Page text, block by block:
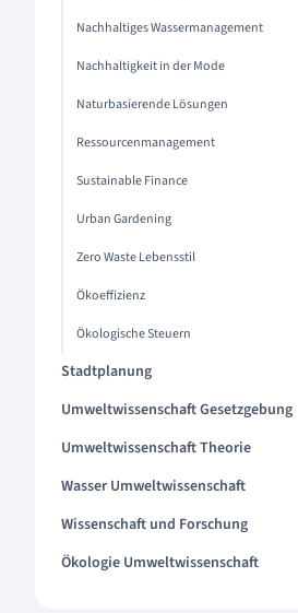
Nachhaltiges Wassermanagement
Nachhaltigkeit in der Mode
Naturbasierende Lösungen
Ressourcenmanagement
Sustainable Finance
Urban Gardening
Zero Waste Lebensstil
Ökoeffizienz
Ökologische Steuern
Stadtplanung
Umweltwissenschaft Gesetzgebung
Umweltwissenschaft Theorie
Wasser Umweltwissenschaft
Wissenschaft und Forschung
Ökologie Umweltwissenschaft